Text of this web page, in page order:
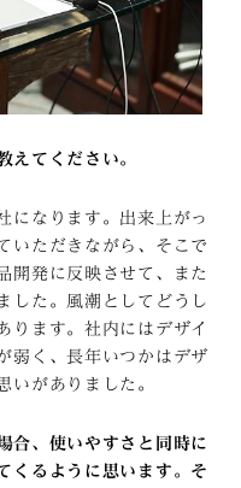
えてください。
になります。出来上がっ
いただきながら、そこで
開発に反映させて、また
した。風潮としてどうし
ります。社内にはデザイ
弱く、長年いつかはデザ
いがありました。
合、使いやすさと同時に
くるように思います。そ